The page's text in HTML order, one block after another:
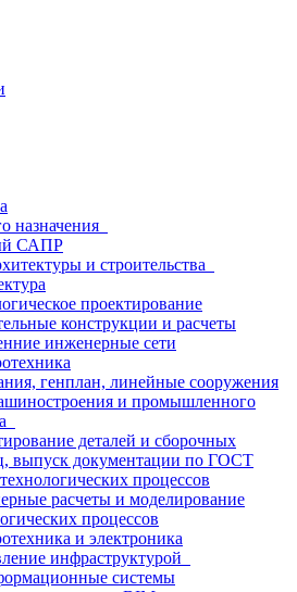
назначения
САПР
и строительства
проектирование
конструкции и расчеты
инженерные сети
генплан, линейные сооружения
и промышленного
деталей и сборочных
выпуск документации по ГОСТ
процессов
расчеты и моделирование
процессов
и электроника
инфраструктурой
системы